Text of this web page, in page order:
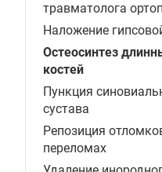
травматолога
Наложение
Остеосинтез
костей
Пункция
сустава
Репозиция
переломах